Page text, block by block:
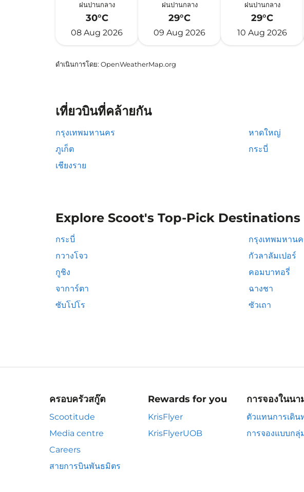
ฝนปานกลาง
30°C
08 Aug 2026
ฝนปานกลาง
29°C
09 Aug 2026
ฝนปานกลาง
29°C
10 Aug 2026
ดำเนินการโดย: OpenWeatherMap.org
เที่ยวบินที่คล้ายกัน
กรุงเทพมหานคร หาดใหญ่
ภูเก็ต
กระบี่
เชียงราย
Explore Scoot's Top-Pick Destinations
กระบี่ กรุงเทพมหาน
กวางโจว
กัวลาลัมเปอร์
กูชิง
คอมบาทอรี่
จาการ์ตา
ฉางชา
ซับโปโร
ซัวเถา
ครอบครัวสกู๊ต
Scootitude
Media centre
Careers
สายการบินพันธมิตร
Rewards for you
KrisFlyer
KrisFlyerUOB
การจองในน
ตัวแทนการเดิน
การจองแบบกลุ่